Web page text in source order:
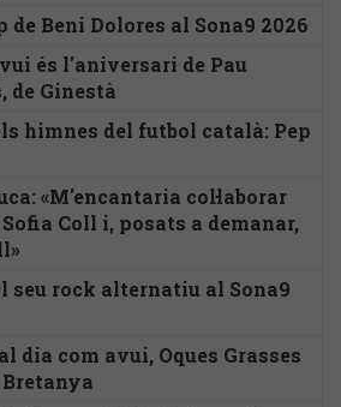
de Beni Dolores al Sona9 2026
és l'aniversari de Pau
de Ginestà
himnes del futbol català: Pep
«M'encantaria col·laborar
Coll i, posats a demanar,
seu rock alternatiu al Sona9
dia com avui, Oques Grasses